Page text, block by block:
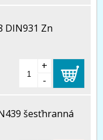
DIN931 Zn
+
-
šesťhranná